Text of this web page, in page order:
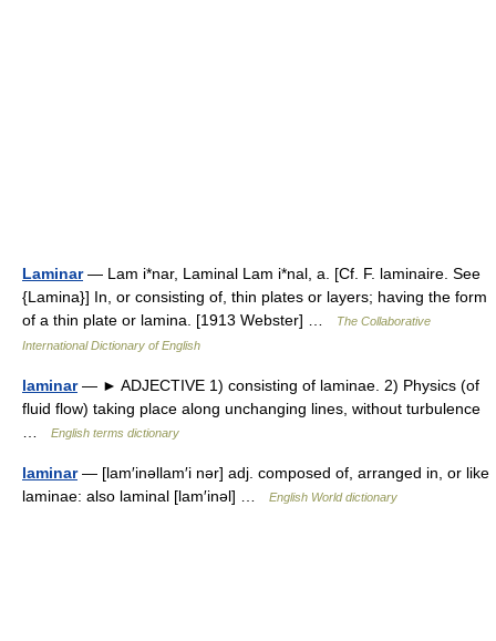
Laminar— Lam i*nar, Laminal Lam i*nal, a. [Cf. F. laminaire. See
{Lamina}] In, or consisting of, thin plates or layers; having the form
of a thin plate or lamina. [1913 Webster] …
The Collaborative
International Dictionary of English
laminar— ► ADJECTIVE 1) consisting of laminae. 2) Physics (of
fluid flow) taking place along unchanging lines, without turbulence
English terms dictionary
laminar— [lam′inəllam′i nər] adj. composed of, arranged in, or like
laminae: also laminal [lam′inəl] …
English World dictionary